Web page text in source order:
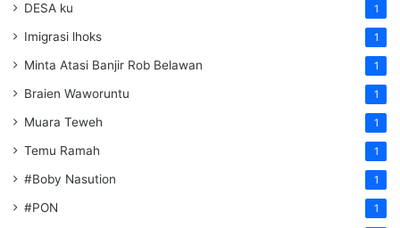
DESA ku 1
Imigrasi lhoks 1
Minta Atasi Banjir Rob Belawan 1
Braien Waworuntu 1
Muara Teweh 1
Temu Ramah 1
#Boby Nasution 1
#PON 1